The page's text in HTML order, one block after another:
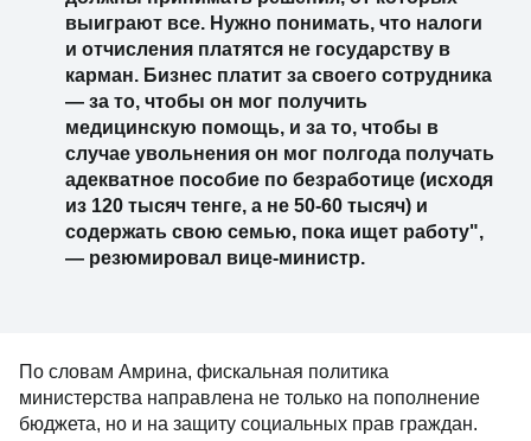
выиграют все. Нужно понимать, что налоги
и отчисления платятся не государству в
карман. Бизнес платит за своего сотрудника
— за то, чтобы он мог получить
медицинскую помощь, и за то, чтобы в
случае увольнения он мог полгода получать
адекватное пособие по безработице (исходя
из 120 тысяч тенге, а не 50-60 тысяч) и
содержать свою семью, пока ищет работу",
— резюмировал вице-министр.
По словам Амрина, фискальная политика
министерства направлена не только на пополнение
бюджета, но и на защиту социальных прав граждан.